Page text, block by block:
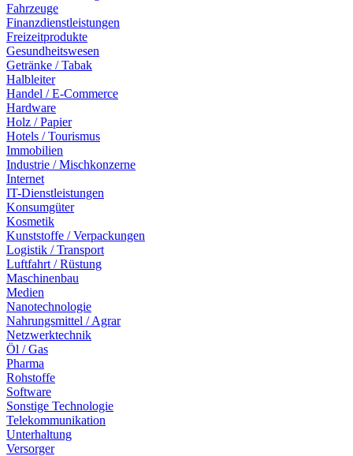
Fahrzeuge
Finanzdienstleistungen
Freizeitprodukte
Gesundheitswesen
Getränke / Tabak
Halbleiter
Handel / E-Commerce
Hardware
Holz / Papier
Hotels / Tourismus
Immobilien
Industrie / Mischkonzerne
Internet
IT-Dienstleistungen
Konsumgüter
Kosmetik
Kunststoffe / Verpackungen
Logistik / Transport
Luftfahrt / Rüstung
Maschinenbau
Medien
Nanotechnologie
Nahrungsmittel / Agrar
Netzwerktechnik
Öl / Gas
Pharma
Rohstoffe
Software
Sonstige Technologie
Telekommunikation
Unterhaltung
Versorger